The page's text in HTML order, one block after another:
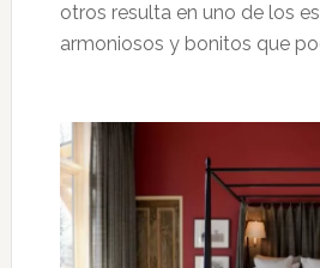
otros resulta en uno de los
armoniosos y bonitos que